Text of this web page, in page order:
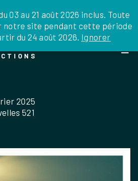
03 au 21 août 2026 inclus. Toute
notre site pendant cette période
du 24 août 2026. Ignorer
NOUS SOUTENIR
DEPUIS LA FRANCE
DEPUIS L’INTERNATIONAL
EN TANT QU’ORGANISATION
0 ARTICLE
2025
521